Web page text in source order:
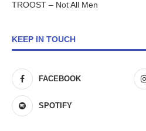
TROOST – Not All Men
KEEP IN TOUCH
FACEBOOK
SPOTIFY